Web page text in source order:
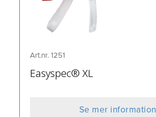
Art.nr. 1251
Easyspec® XL
Se mer information